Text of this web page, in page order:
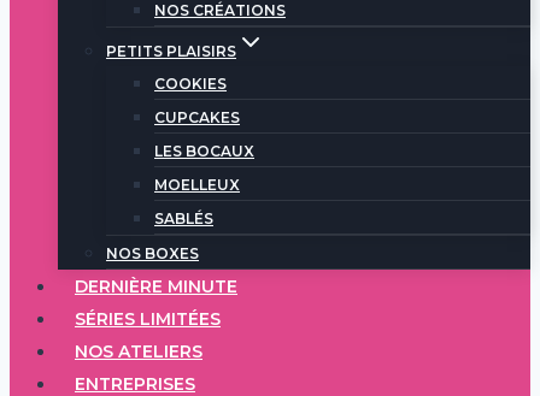
NOS CRÉATIONS
PETITS PLAISIRS
COOKIES
CUPCAKES
LES BOCAUX
MOELLEUX
SABLÉS
NOS BOXES
DERNIÈRE MINUTE
SÉRIES LIMITÉES
NOS ATELIERS
ENTREPRISES